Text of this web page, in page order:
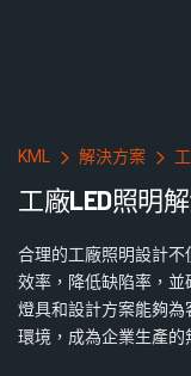
KML 解決方案
工廠LED照明
合理的工廠照明設計
效率，降低缺陷率，
燈具和設計方案能夠
環境，成為企業生產的